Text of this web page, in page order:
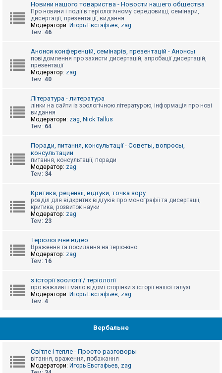
т
П
м
о
г
Новини нашого товариства - Новости нашего общества
Про новини і події в теріологічному середовищі, семінари,
дисертації, презентації, видання
Модератори: Игорь Евстафьев, zag
Тем: 46
Анонси конференцій, семінарів, презентацій - Анонсы
повідомлення про захисти дисертацій, апробації дисертацій,
презентації
Модератор: zag
Тем: 40
Література - литература
лінки на сайти із зоологічною літературою, інформація про нові
видання
Модератори: zag, Nick.Tallus
Тем: 64
Поради, питання, консультації - Советы, вопросы,
консультации
питання, консультації, поради
Модератор: zag
Тем: 34
Критика, рецензії, відгуки, точка зору
розділ для відкритих відгуків про монографії та дисертації,
критика, розвиток науки
Модератор: zag
Тем: 23
Теріологічне відео
Враження та посилання на теріо-кіно
Модератор: zag
Тем: 16
з історії зоології / теріології
про важливі і мало відомі сторінки з історії нашої галузі
Модератори: Игорь Евстафьев, zag
Тем: 4
Вербальне
Світле і тепле - Просто разговоры
вітання, враження, побажання
Модератори: Игорь Евстафьев, zag